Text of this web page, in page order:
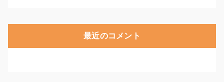
最近のコメント